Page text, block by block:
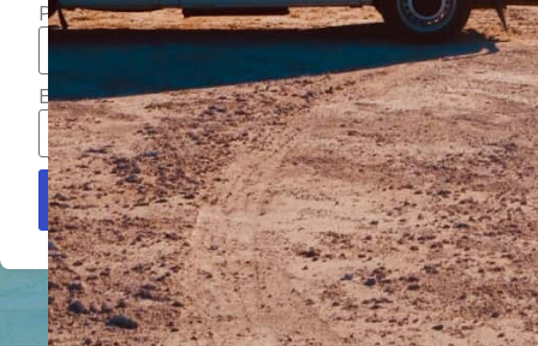
Prénom
Email
S'inscrire maintenant